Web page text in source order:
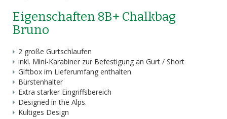
Eigenschaften 8B+ Chalkbag
Bruno
2 große Gurtschlaufen
inkl. Mini-Karabiner zur Befestigung an Gurt / Short
Giftbox im Lieferumfang enthalten.
Bürstenhalter
Extra starker Eingriffsbereich
Designed in the Alps.
Kultiges Design